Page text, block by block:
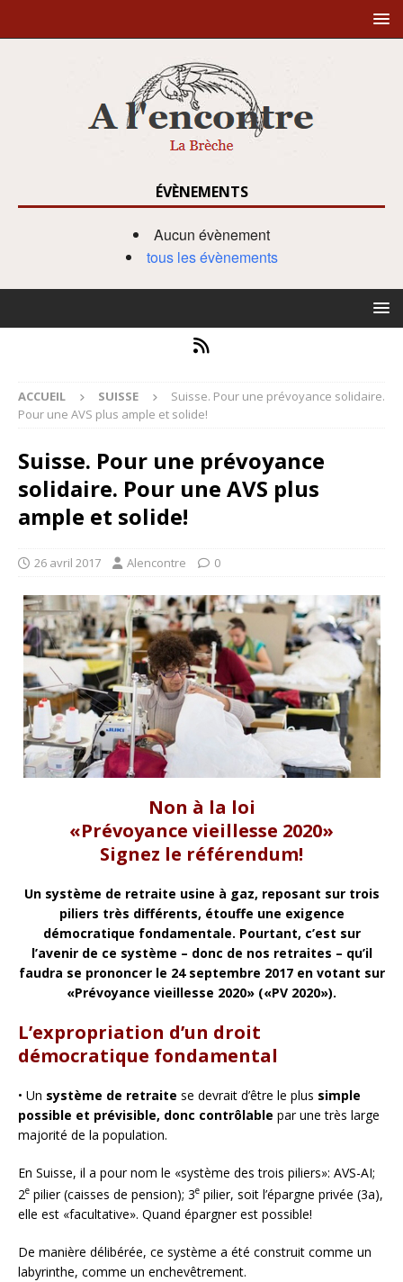
ÉVÈNEMENTS
Aucun évènement
tous les évènements
ACCUEIL SUISSE
Suisse. Pour une prévoyance solidaire.
Pour une AVS plus ample et solide!
Suisse. Pour une prévoyance
solidaire. Pour une AVS plus
ample et solide!
26 avril 2017 Alencontre 0
Non à la loi
«Prévoyance vieillesse 2020»
Signez le référendum!
Un système de retraite usine à gaz, reposant sur trois
piliers très différents, étouffe une exigence
démocratique fondamentale. Pourtant, c’est sur
l’avenir de ce système – donc de nos retraites – qu’il
faudra se prononcer le 24 septembre 2017 en votant sur
«Prévoyance vieillesse 2020» («PV 2020»).
L’expropriation d’un droit
démocratique fondamental
• Un système de retraite se devrait d’être le plus simple
possible et prévisible, donc contrôlable par une très large
majorité de la population.
En Suisse, il a pour nom le «système des trois piliers»: AVS-AI;
2e pilier (caisses de pension); 3e pilier, soit l’épargne privée (3a),
elle est «facultative». Quand épargner est possible!
De manière délibérée, ce système a été construit comme un
labyrinthe, comme un enchevêtrement.